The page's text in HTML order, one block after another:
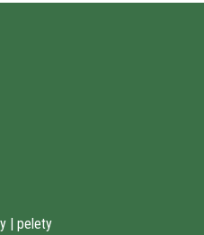
| pelety